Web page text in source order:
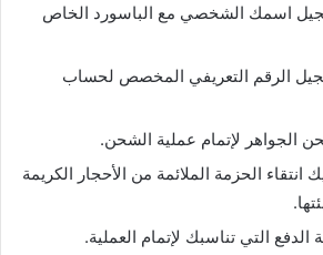
اسمك الشخصي مع الباسورد الخاص
الرقم التعريفي المخصص لحساب
الجواهر لإتمام عملية الشحن.
انتقاء الحزمة الملائمة من الأحجار الكريمة
التي تناسبك لإتمام العملية.